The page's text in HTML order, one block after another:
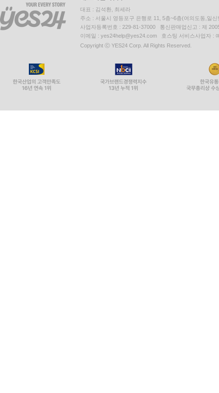
대표 : 김석환, 최세라
주소 : 서울시 영등포구 은행로 11, 5층~6층(여의도동,일신
사업자등록번호 : 229-81-37000 통신판매업신고 : 제
이메일 : yes24help@yes24.com 호스팅 서비스사업자 :
Copyright ⓒ YES24 Corp. All Rights Reserved.